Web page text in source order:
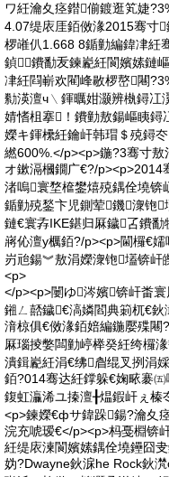
ワ紝瀹夊痉鐟偂鍍逛笂婕
4.07缇庡厓銆傚湪2015骞寸
椤嶉仈1.668 8鍎勭編鍏冿紝
鍞鐨勫叐鍊嶏紝閬嬪嫊鏈
冿紝閰嶄欢閵峰敭椤嶅闀
勬渶澶ч﹨鍕曞姏灏辨槸鐞冮
婧愭柤搴！鐨勭敖鍚嶇眱鐞
嬫キ鍕欙紝鑰屽韩瑁＄殑鐞
繎600%.</p><p>鍦?3骞寸敖
オ鏉滆槶鐗广€?/p><p>2014
渚嗚寰堥檶鐢熺殑鍝佺墝锛
鍎勭殑鍫卞児鍘荤鐖潨铇
鏈€寰孨IKE鍖归厤鐬叾鐨
嶈伈澶у櫔銆?/p><p>閫欏€
岃兘鍚︾敖涓嬫潨铇壒锛
<p>
</p><p>闄ゆ涔嬪锛屽畨
鎺ㄥ嚭鐬€滈嫾閻典箣杌€
湇椋俱€傚湪銆婄編鍦嬮殜闀
厤瑙掕嫳闆勭嵉榉癸紝绔欏
潰鍓嶏紝涓€绋睂绲叉挒涓
銆?014骞达紝鐣躲€婅畩褰
鍑虹灜浠ユ搸澶╂煴鍜屽ぇ榛
<p>鍊嬫€фサ鍏跺鍚?瀹夊
浣充唬瑷€</p><p>杩戞棩锛
紝缇庡湅閬嬪嫊鍝佺墝鑸囧
妫?Dwayne鈥淭he Rock鈥